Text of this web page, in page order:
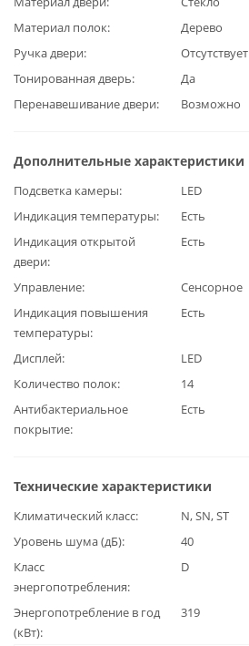
Материал полок
Дерево
Ручка двери
Отсутствует
Тонированная дверь
Да
Перенавешивание двери
Возможно
Дополнительные характеристики
Подсветка камеры
LED
Индикация температуры
Есть
Индикация открытой
двери
Есть
Управление
Сенсорное
Индикация повышения
температуры
Есть
Дисплей
LED
Количество полок
14
Антибактериальное
покрытие
Есть
Технические характеристики
Климатический класс
N, SN, ST
Уровень шума (дБ)
40
Класс
энергопотребления
D
Энергопотребление в год
(кВт)
319